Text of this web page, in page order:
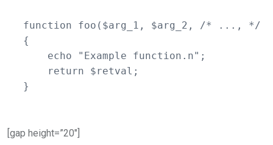
function foo($arg_1, $arg_2, /* ..., */
{
    echo "Example function.n";
    return $retval;
[gap height=”20″]